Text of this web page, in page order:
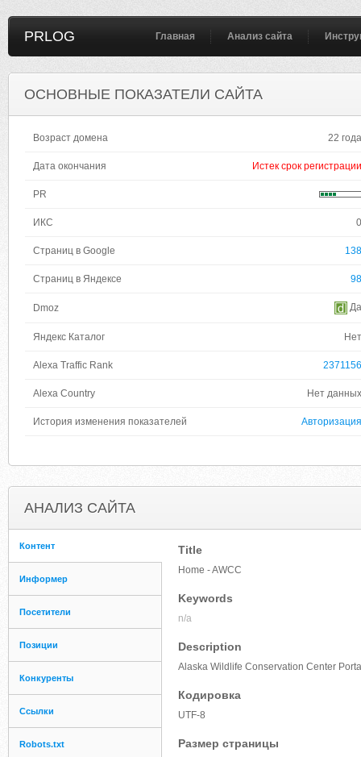
PRLOG Главная Анализ сайта
ОСНОВНЫЕ ПОКАЗАТЕЛИ САЙТА
Возраст домена 22 года
Дата окончания Истек срок регистрации
PR
ИКС 0
Страниц в Google 138
Страниц в Яндексе 98
Dmoz Да
Яндекс Каталог Нет
Alexa Traffic Rank 2371156
Alexa Country Нет данных
История изменения показателей Авторизация
АНАЛИЗ САЙТА
Контент
Информер
Посетители
Позиции
Конкуренты
Ссылки
Robots.txt
Title
Home - AWCC
Keywords
n/a
Description
Alaska Wildlife Conservation Center
Кодировка
UTF-8
Размер страницы